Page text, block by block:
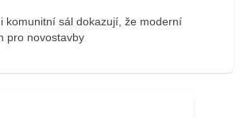
komunitní sál dokazují, že moderní
pro novostavby